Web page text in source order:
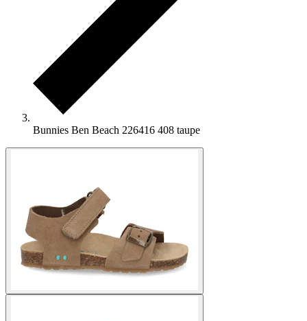
Bunnies Ben Beach 226416 408 taupe